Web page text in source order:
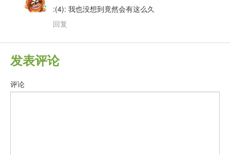
:(4): 我也没想到竟然会有这么久
回复
发表评论
评论